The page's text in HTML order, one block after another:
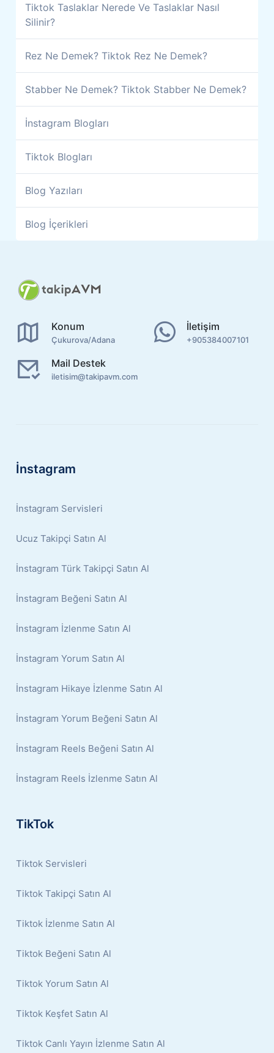
Tiktok Taslaklar Nerede Ve Taslaklar Nasıl
Silinir?
Rez Ne Demek? Tiktok Rez Ne Demek?
Stabber Ne Demek? Tiktok Stabber Ne Demek?
İnstagram Blogları
Tiktok Blogları
Blog Yazıları
Blog İçerikleri
Konum
Çukurova/Adana
İletişim
+905384007101
Mail Destek
iletisim@takipavm.com
İnstagram
İnstagram Servisleri
Ucuz Takipçi Satın Al
İnstagram Türk Takipçi Satın Al
İnstagram Beğeni Satın Al
İnstagram İzlenme Satın Al
İnstagram Yorum Satın Al
İnstagram Hikaye İzlenme Satın Al
İnstagram Yorum Beğeni Satın Al
İnstagram Reels Beğeni Satın Al
İnstagram Reels İzlenme Satın Al
TikTok
Tiktok Servisleri
Tiktok Takipçi Satın Al
Tiktok İzlenme Satın Al
Tiktok Beğeni Satın Al
Tiktok Yorum Satın Al
Tiktok Keşfet Satın Al
Tiktok Canlı Yayın İzlenme Satın Al